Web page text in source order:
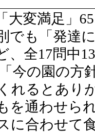
大変満足」
でも「発達
、全17問中
今の園の方
れるとあり
を通わせら
に合わせて